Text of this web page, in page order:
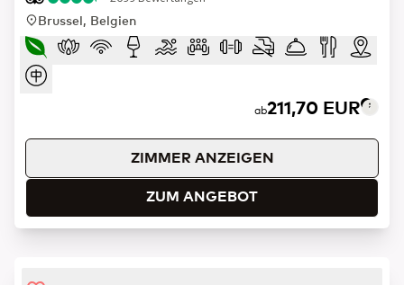
Brussel, Belgien
ab211,70 EUR
ZIMMER ANZEIGEN
ZUM ANGEBOT